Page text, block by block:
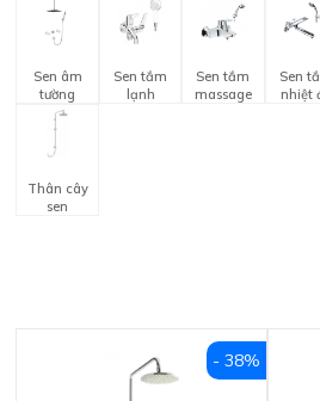
Sen âm
tường
Sen tắm
lạnh
Sen tắm
massage
Sen
nhiệt
Thân cây
sen
- 38%